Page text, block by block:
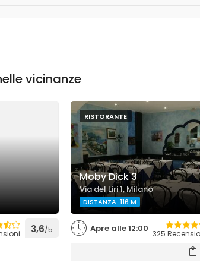
vicinanze
3,6/5
RISTORANTE
Moby Dick 3
Via del Liri 1, Milano
DISTANZA: 116 M
Apre alle 12:00 325